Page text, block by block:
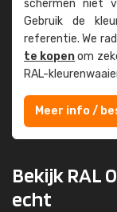
schermen niet
Gebruik de
referentie. We
te kopenom
RAL-
Meer info /
Bekijk RAL
echt